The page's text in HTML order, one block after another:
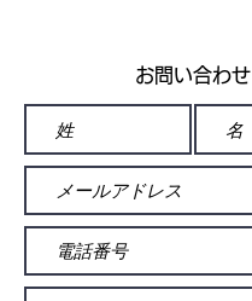
お問い合わせ